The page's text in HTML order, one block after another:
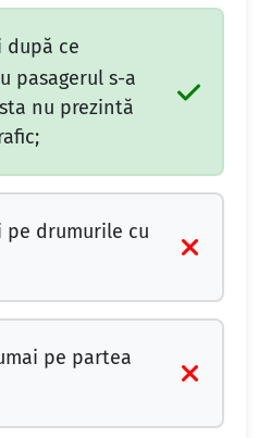
după ce
pasagerul s-a
nu prezintă
pe drumurile cu
pe partea